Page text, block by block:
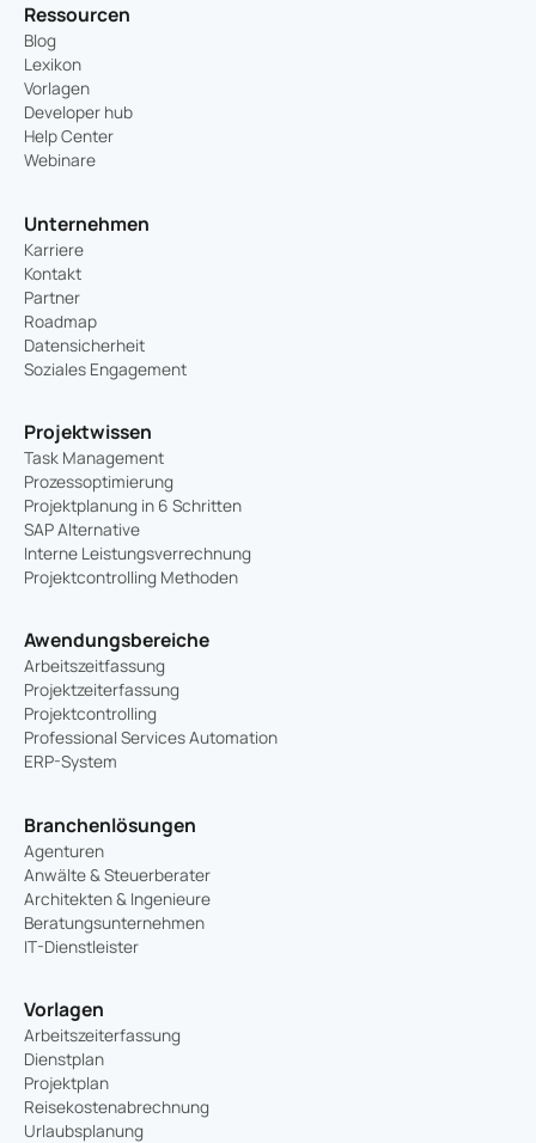
Ressourcen
Blog
Lexikon
Vorlagen
Developer hub
Help Center
Webinare
Unternehmen
Karriere
Kontakt
Partner
Roadmap
Datensicherheit
Soziales Engagement
Projektwissen
Task Management
Prozessoptimierung
Projektplanung in 6 Schritten
SAP Alternative
Interne Leistungsverrechnung
Projektcontrolling Methoden
Awendungsbereiche
Arbeitszeitfassung
Projektzeiterfassung
Projektcontrolling
Professional Services Automation
ERP-System
Branchenlösungen
Agenturen
Anwälte & Steuerberater
Architekten & Ingenieure
Beratungsunternehmen
IT-Dienstleister
Vorlagen
Arbeitszeiterfassung
Dienstplan
Projektplan
Reisekostenabrechnung
Urlaubsplanung